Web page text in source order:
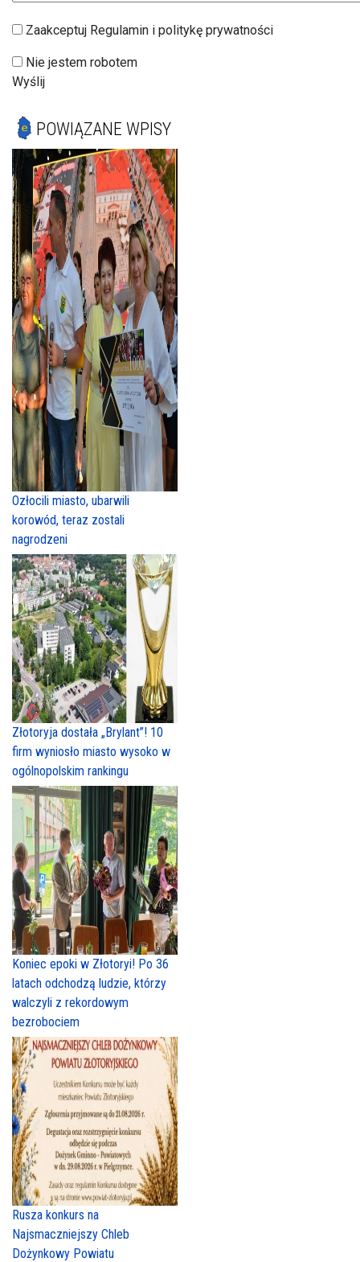
Zaakceptuj Regulamin i politykę prywatności
Nie jestem robotem
Wyślij
POWIĄZANE WPISY
Ozłocili miasto, ubarwili
korowód, teraz zostali
nagrodzeni
Złotoryja dostała „Brylant”! 10
firm wyniosło miasto wysoko w
ogólnopolskim rankingu
Koniec epoki w Złotoryi! Po 36
latach odchodzą ludzie, którzy
walczyli z rekordowym
bezrobociem
Rusza konkurs na
Najsmaczniejszy Chleb
Dożynkowy Powiatu